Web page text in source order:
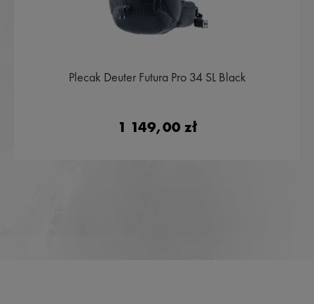
Plecak Deuter Futura Pro 34 SL Black
1 149,00 zł